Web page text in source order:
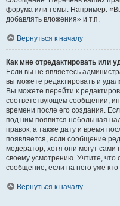
форума или темы. Например:
добавлять вложения» и т.п.
Вернуться к началу
Как мне отредактировать или
Если вы не являетесь
вы можете редактировать и
Вы можете перейти к
соответствующем сообщении,
времени после его создания.
под ним появится небольшая
правок, а также дату и время
появляется, если сообщение
модератор, хотя они могут
своему усмотрению. Учтите, что
сообщение, если на него уже
Вернуться к началу